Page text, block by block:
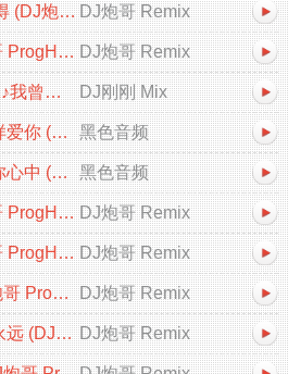
张碧晨 & 王赫野 - 舍得 (DJ炮哥 ProgHouse Remix 2026) DJ炮哥 Remix
易欣 - 那一天 (DJ炮哥 ProgHouse Remix 2026) DJ炮哥 Remix
黑色音频《BOSS潮K♪我曾像傻子一样爱你♪中文跳舞大碟V2》DJ刚刚 Mix DJ刚刚 Mix
老板 - 我曾像傻子一样爱你 (DJ阿贵 ProgHouse 2026 Remix) 黑色音频
郑莉莉 - 我是否也在你心中 (DJ阿贵 ProgHouse 2026 Remix) 黑色音频
大头针 - 出卖 (DJ炮哥 ProgHouse Remix 2026) DJ炮哥 Remix
大头针 - 泪海 (DJ炮哥 ProgHouse Remix 2026) DJ炮哥 Remix
单依纯 - 不值得 (DJ炮哥 ProgHouse Remix 2026) DJ炮哥 Remix
顾建华 - 爱你今生到永远 (DJ炮哥 ProgHouse Remix 2026) DJ炮哥 Remix